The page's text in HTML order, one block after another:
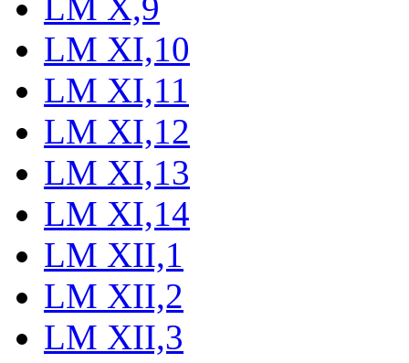
LM XI,10
LM XI,11
LM XI,12
LM XI,13
LM XI,14
LM XII,1
LM XII,2
LM XII,3